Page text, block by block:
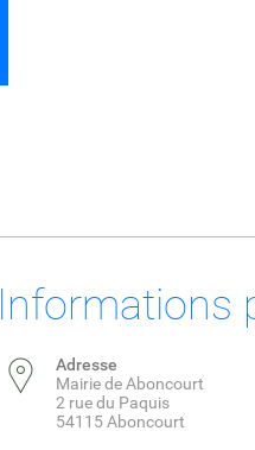
Informations
Adresse
Mairie de Aboncourt
2 rue du Paquis
54115 Aboncourt